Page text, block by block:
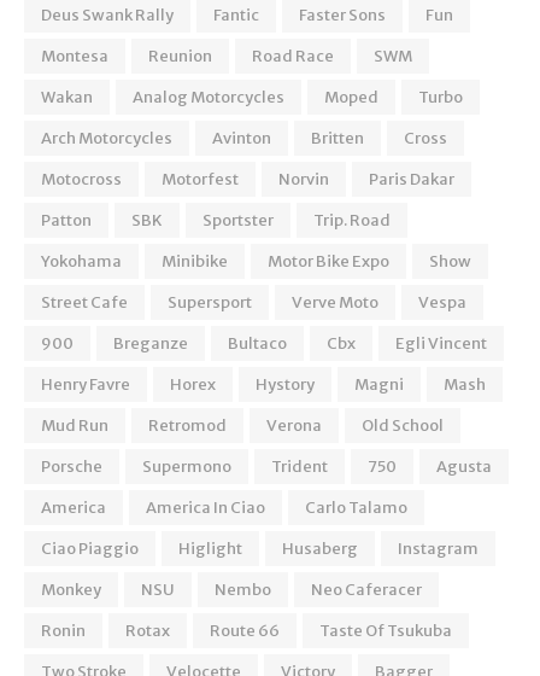
Deus Swank Rally
Fantic Faster Sons
Fun
Montesa
Reunion Road Race
SWM
Wakan
Analog Motorcycles Moped
Turbo
Arch Motorcycles
Avinton Britten
Cross
Motocross
Motorfest Norvin
Paris Dakar
Patton
SBK Sportster
Trip. Road
Yokohama
Minibike Motor Bike Expo
Show
Street Cafe
Supersport Verve Moto
Vespa
900
Breganze Bultaco Cbx
Egli Vincent
Henry Favre
Horex Hystory Magni
Mash
Mud Run
Retromod Verona
Old School
Porsche
Supermono Trident 750
Agusta
America
America In Ciao
Carlo Talamo
Ciao Piaggio
Higlight Husaberg
Instagram
Monkey
NSU Nembo
Neo Caferacer
Ronin
Rotax Route 66
Taste Of Tsukuba
Two Stroke
Velocette Victory
Bagger